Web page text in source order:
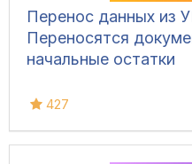
Перенос данных из
Переносятся
начальные остатки
427